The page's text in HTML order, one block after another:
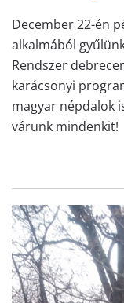
December 22-én
alkalmából
Rendszer
karácsonyi
magyar népdalok
várunk mindenkit!